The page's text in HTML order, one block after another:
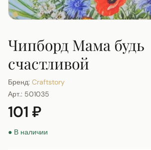
Чипборд Мама будь
счастливой
Бренд: Craftstory
Арт.: 501035
101 ₽
● В наличии